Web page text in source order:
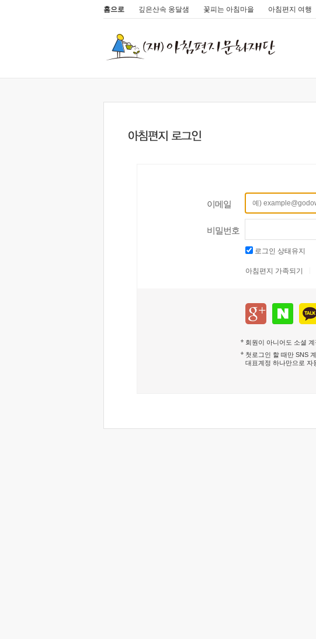
홈으로 깊은산속 옹달샘 꽃피는 아침마을 아침편지 여행
이메일
비밀번호
로그인 상태유지
아침편지 가족되기
회원이 아니어도 소셜
첫로그인 할 때만 SNS
대표계정 하나만으로 자